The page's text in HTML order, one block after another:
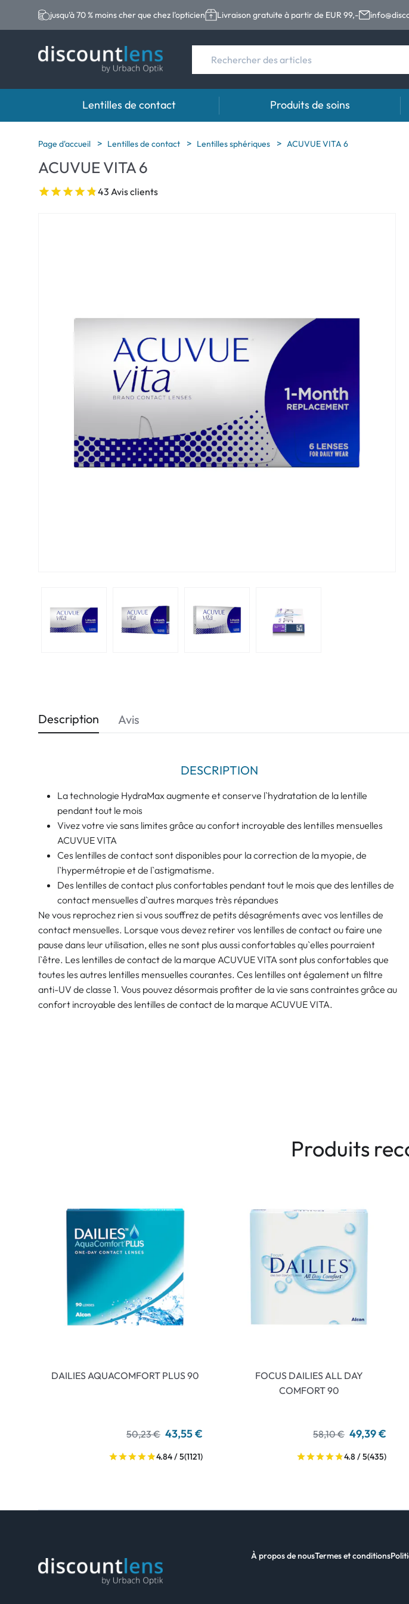
jusqu'à 70 % moins cher que chez l'opticien Livraison gratuite à partir de EUR 99,-
Lentilles de contact
Marques
Acuvue
Ultra
SofLens
Type de lentilles Durée de port
Produits de soins
Marques
% SALE %
Page d'accueil Lentilles de contact Lentilles sphériques ACUVUE VITA 6
ACUVUE VITA 6
43 Avis clients
Description
DESCRIPTION
La technologie HydraMax augmente et conserve l`hydratation de la lentille
pendant tout le mois
Vivez votre vie sans limites grâce au confort incroyable des lentilles mensuelles
ACUVUE VITA
Ces lentilles de contact sont disponibles pour la correction de la myopie, de
l`hypermétropie et de l`astigmatisme.
Des lentilles de contact plus confortables pendant tout le mois que des lentilles de
contact mensuelles d`autres marques très répandues
Ne vous reprochez rien si vous souffrez de petits désagréments avec vos lentilles de
contact mensuelles. Lorsque vous devez retirer vos lentilles de contact ou faire une
pause dans leur utilisation, elles ne sont plus aussi confortables qu`elles pourraient
l`être. Les lentilles de contact de la marque ACUVUE VITA sont plus confortables que
toutes les autres lentilles mensuelles courantes. Ces lentilles ont également un filtre
anti-UV de classe 1. Vous pouvez désormais profiter de la vie sans contraintes grâce au
confort incroyable des lentilles de contact de la marque ACUVUE VITA.
Avis
Produits
DAILIES AQUACOMFORT PLUS 90
50,23 € 43,55 €
4.84 / 5(1121)
FOCUS DAILIES ALL DAY
COMFORT 90
58,10 € 49,39 €
4.8 / 5(435)
À propos de nousTermes et conditions